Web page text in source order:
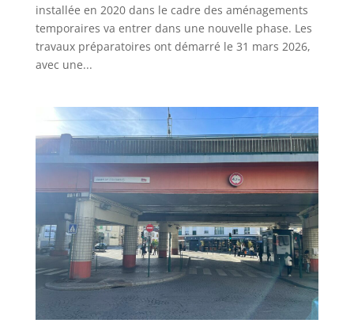
installée en 2020 dans le cadre des aménagements
temporaires va entrer dans une nouvelle phase. Les
travaux préparatoires ont démarré le 31 mars 2026,
avec une...